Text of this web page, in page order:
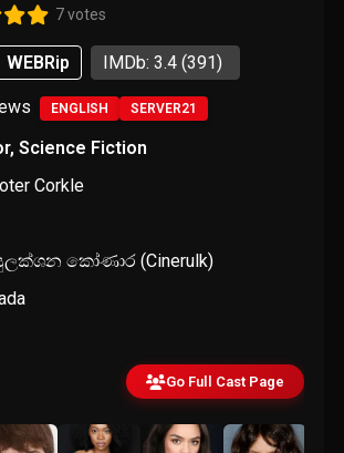
7 votes
WEBRip IMDb: 3.4(391)
ENGLISH SERVER21
,Science Fiction
Corkle
කෝණාර (Cinerulk)
Go Full Cast Page